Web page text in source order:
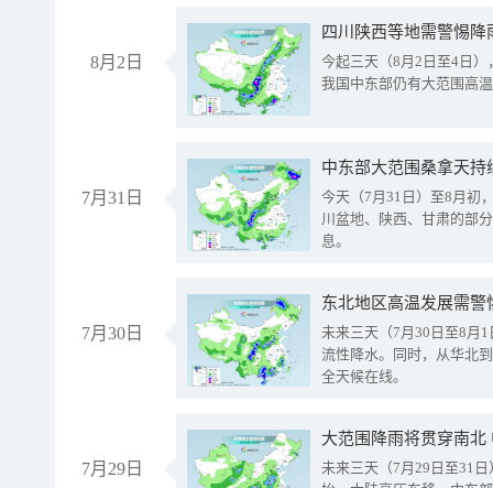
8月2日
今起三天（8月2日至4日
我国中东部仍有大范围高
7月31日
中东部大范围桑拿天
今天（7月31日）至8月初
川盆地、陕西、甘肃的部
息。
7月30日
东北地区高温发展需
未来三天（7月30日至8月
流性降水。同时，从华北
全天候在线。
7月29日
大范围降雨将贯穿南
未来三天（7月29日至31